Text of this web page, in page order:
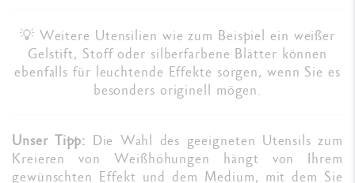
💡 Weitere Utensilien wie zum Beispiel ein weißer
Gelstift, Stoff oder silberfarbene Blätter können
ebenfalls für leuchtende Effekte sorgen, wenn Sie es
besonders originell mögen.
Unser Tipp: Die Wahl des geeigneten Utensils zum
Kreieren von Weißhöhungen hängt von Ihrem
gewünschten Effekt und dem Medium, mit dem Sie